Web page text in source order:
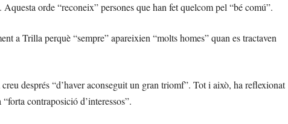
orde “reconeix” persones que han fet quelcom pel “bé comú”.
a Trilla perquè “sempre” apareixien “molts homes” quan es tractaven
després “d’haver aconseguit un gran triomf”. Tot i això, ha reflexionat
contraposició d’interessos”.